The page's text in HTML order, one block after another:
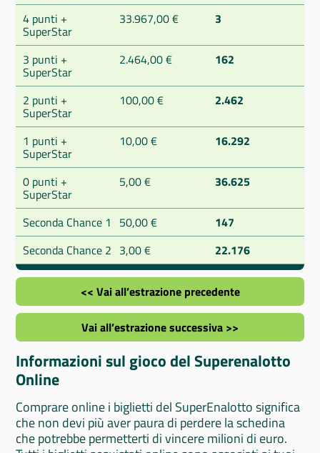
4 punti +
SuperStar
33.967,00 € 3
3 punti +
SuperStar
2.464,00 € 162
2 punti +
SuperStar
100,00 € 2.462
1 punti +
SuperStar
10,00 € 16.292
0 punti +
SuperStar
5,00 € 36.625
Seconda Chance 1 50,00 €
147
Seconda Chance 2 3,00 € 22.176
<< Vai all’estrazione precedente
Vai all’estrazione successiva >>
Informazioni sul gioco del Superenalotto
Online
Comprare online i biglietti del SuperEnalotto significa
che non devi più aver paura di perdere la schedina
che potrebbe permetterti di vincere milioni di euro.